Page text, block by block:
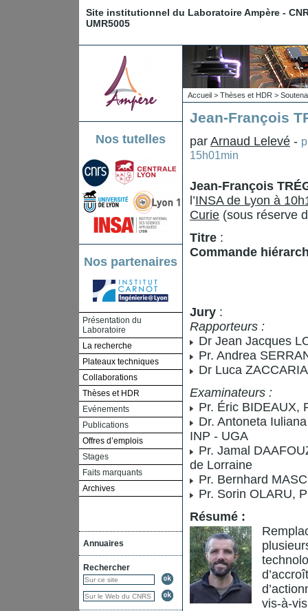
Site institutionnel du Laboratoire Ampère -
UMR5005
Nos tutelles
Nos partenaires
Présentation du
Laboratoire
La recherche
Plateaux techniques
Collaborations
Thèses et HDR
Evénements
Publications
Offres d’emplois
Stages
Faits marquants
Archives
Annuaires
Rechercher
Accueil > Thèses et HDR >
Jean-François
par Arnaud Lelevé -
15h01min
Jean-François
l’INSA de Lyon à
Curie (sous réserve
Titre :
Commande
Jury :
Rapporteurs :
Dr Jean Jacques
Pr. Andrea
Dr Luca
Examinateurs :
Pr. Éric BIDEAUX,
Dr. Antoneta
INP - UGA
Pr. Jamal
de Lorraine
Pr. Bernhard
Pr. Sorin OLARU,
Résumé :
vis-à-